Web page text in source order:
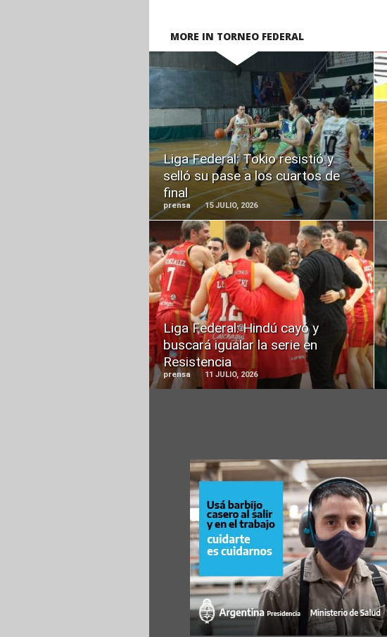
MORE IN TORNEO FEDERAL
Liga Federal: Tokio resistió y
selló su pase a los cuartos de
final
prensa 15 JULIO, 2026
READ
MORE
Liga Federal: Hindú cayó y
buscará igualar la serie en
Resistencia
prensa 11 JULIO, 2026
READ
MORE